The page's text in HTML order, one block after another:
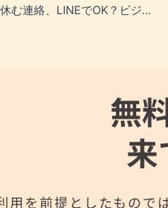
【エニキャンの訓練紹介】仕事を休む連絡、LINEでOK？ビジネスマナー実践編
無
来
用を前提としたもので